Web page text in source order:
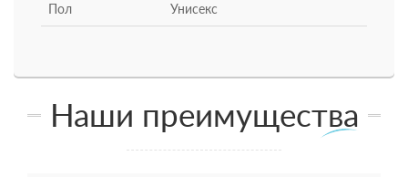
Пол Унисекс
Наши преимущества